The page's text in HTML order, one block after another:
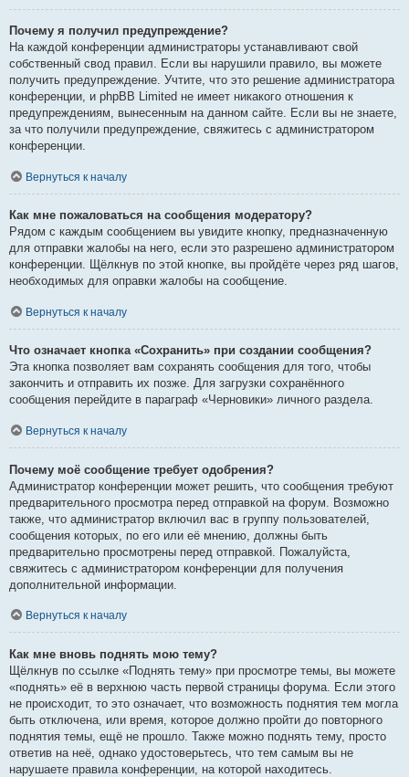
Почему я получил предупреждение?
На каждой конференции администраторы устанавливают свой
собственный свод правил. Если вы нарушили правило, вы можете
получить предупреждение. Учтите, что это решение администратора
конференции, и phpBB Limited не имеет никакого отношения к
предупреждениям, вынесенным на данном сайте. Если вы не знаете,
за что получили предупреждение, свяжитесь с администратором
конференции.
Вернуться к началу
Как мне пожаловаться на сообщения модератору?
Рядом с каждым сообщением вы увидите кнопку, предназначенную
для отправки жалобы на него, если это разрешено администратором
конференции. Щёлкнув по этой кнопке, вы пройдёте через ряд шагов,
необходимых для оправки жалобы на сообщение.
Вернуться к началу
Что означает кнопка «Сохранить» при создании сообщения?
Эта кнопка позволяет вам сохранять сообщения для того, чтобы
закончить и отправить их позже. Для загрузки сохранённого
сообщения перейдите в параграф «Черновики» личного раздела.
Вернуться к началу
Почему моё сообщение требует одобрения?
Администратор конференции может решить, что сообщения требуют
предварительного просмотра перед отправкой на форум. Возможно
также, что администратор включил вас в группу пользователей,
сообщения которых, по его или её мнению, должны быть
предварительно просмотрены перед отправкой. Пожалуйста,
свяжитесь с администратором конференции для получения
дополнительной информации.
Вернуться к началу
Как мне вновь поднять мою тему?
Щёлкнув по ссылке «Поднять тему» при просмотре темы, вы можете
«поднять» её в верхнюю часть первой страницы форума. Если этого
не происходит, то это означает, что возможность поднятия тем могла
быть отключена, или время, которое должно пройти до повторного
поднятия темы, ещё не прошло. Также можно поднять тему, просто
ответив на неё, однако удостоверьтесь, что тем самым вы не
нарушаете правила конференции, на которой находитесь.